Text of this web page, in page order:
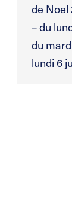
de Noel
– du
du
lundi 6